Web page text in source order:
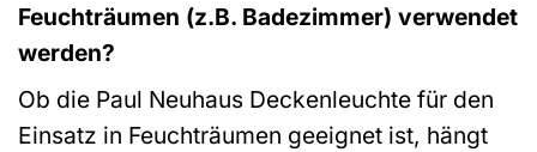
Feuchträumen (z.B. Badezimmer) verwendet
werden?
Ob die Paul Neuhaus Deckenleuchte für den
Einsatz in Feuchträumen geeignet ist, hängt